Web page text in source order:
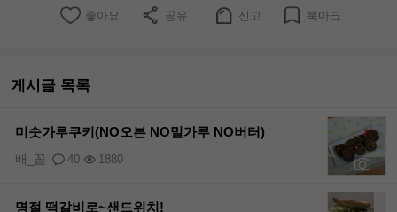
좋아요 공유 신고 북마크
게시글 목록
미숫가루쿠키(NO오븐 NO밀가루 NO버터)
40 1880
배_꼽
명절 떡갈비로~샌드위치!